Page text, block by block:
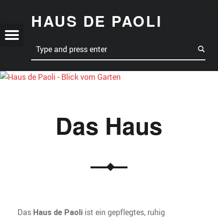
HAUS DE PAOLI
Menu
Das Haus
Das Haus de Paoliist ein gepflegtes, ruhig